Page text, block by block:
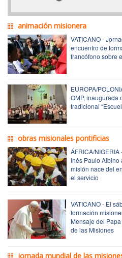
animación misionera
VATICANO -
encuentro de
francófono sobre
EUROPA/
OMP, inaugurada
tradicional
obras misionales pontificias
ÁFRICA/
Inês Paulo Albino
misión nace del
el servicio
VATICANO - El
formación
Mensaje del
de las Misiones
jornada mundial de las